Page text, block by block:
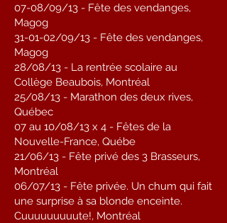
07-08/09/13 - Fête des vendanges,
Magog
31-01-02/09/13 - Fête des vendanges,
Magog
28/08/13 - La rentrée scolaire au
Collège Beaubois, Montréal
25/08/13 - Marathon des deux rives,
Québec
07 au 10/08/13 x 4 - Fêtes de la
Nouvelle-France, Québe
21/06/13 - Fête privé des 3 Brasseurs,
Montréal
06/07/13 - Fête privée. Un chum qui fait
une surprise à sa blonde enceinte.
Cuuuuuuuuute!, Montréal